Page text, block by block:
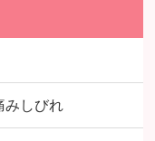
みしびれ